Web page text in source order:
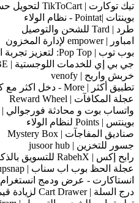
تيك توكارت | TikToCart لتحويل حساب التيك توك إلى أداة تسويقية
بوينتات |Pointat - نظام الولاء
طرد | Tard للشحن والتوصيل
امباور | empower لإدارة المخزون
بوب توب | Pop Top: لتعزيز تجربة المتسوقين عبر الإشعارات الذكية
جي بي إي للخدمات اللوجستية | GBE
خربش واربح | venofy
تطبيق أكثر | More - دخل اكثر مع كل عملية بيع
عجلة المكافآت | Reward Wheel
واتساب بوت و محادثة فورجوالي | 4jawaly
بوينتس | Points لنظام الولاء
صناديق المفاجآت | Mystery Box
جسور للتخزين | jusoor hub
رابح إكس | RabehX للتسويق بالذكاء الاصطناعي
عجلة الحظ بوب اب سناب | Lucky Wheel Popupsnap
انستاكارت - عرض ودمج انستغرام
درج السلة | Cart Drawer لزيادة قيمة الطلب